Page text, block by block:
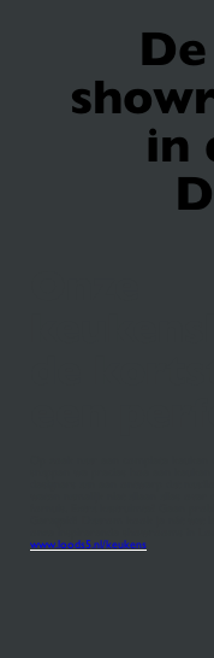
in
www.loods5.nl/keukens